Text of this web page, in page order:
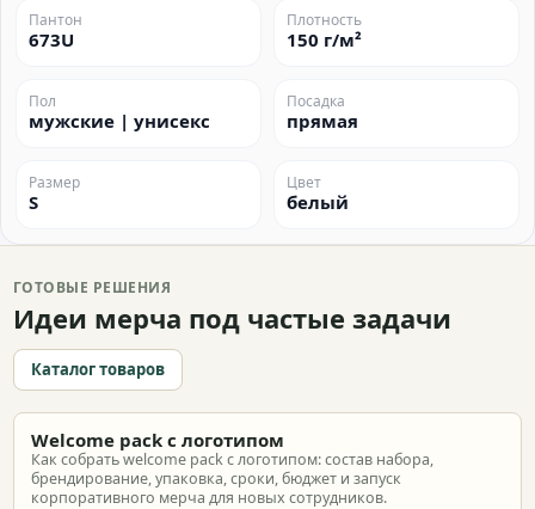
Пантон
673U
Плотность
150 г/м²
Пол
мужские | унисекс
Посадка
прямая
Размер
S
Цвет
белый
ГОТОВЫЕ РЕШЕНИЯ
Идеи мерча под частые задачи
Каталог товаров
Welcome pack с логотипом
Как собрать welcome pack с логотипом: состав набора,
брендирование, упаковка, сроки, бюджет и запуск
корпоративного мерча для новых сотрудников.